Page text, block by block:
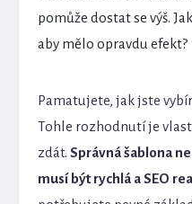
pomůže dostat se výš.
aby mělo opravdu efekt?
Pamatujete, jak jste
Tohle rozhodnutí je
zdát.Správná šablona
musí být rychlá a SEO